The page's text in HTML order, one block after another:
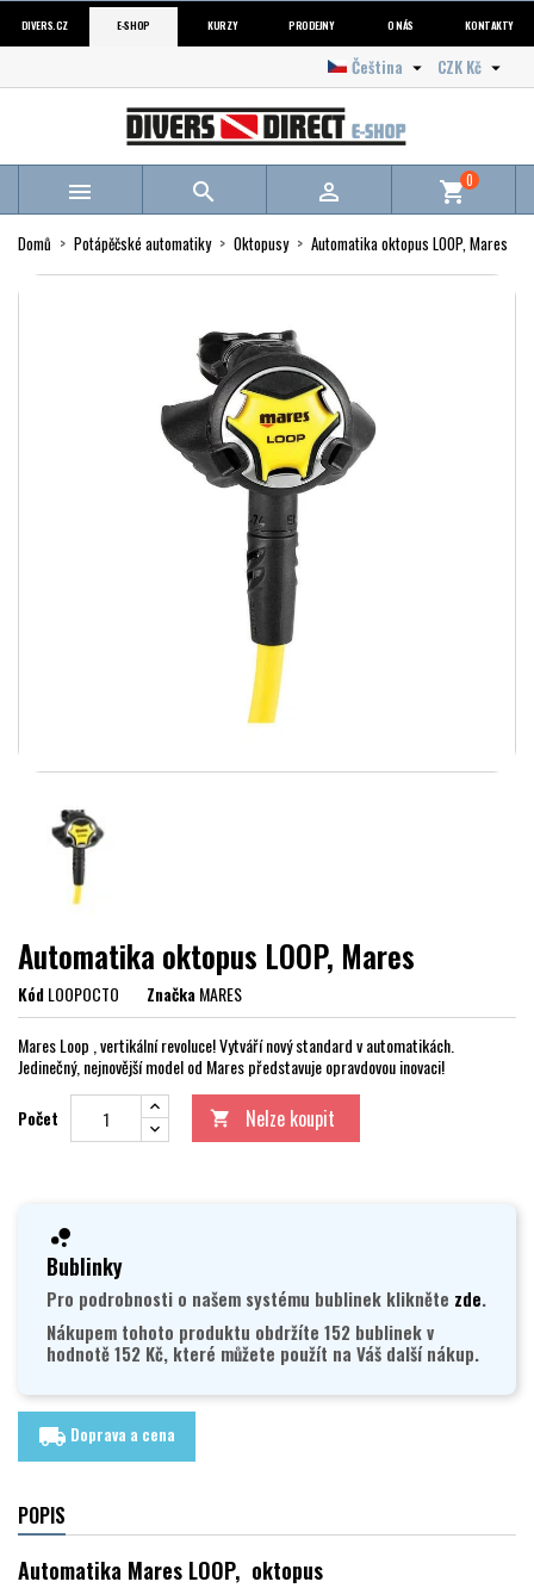
DIVERS.CZ E-SHOP KURZY PRODEJNY O NÁS KONTAKTY
CZK Kč 
Čeština 
   shopping_cart0
Domů Potápěčské automatiky Oktopusy Automatika oktopus LOOP, Mares
Automatika oktopus LOOP, Mares
KódLOOPOCTO ZnačkaMARES
Mares Loop , vertikální revoluce! Vytváří nový standard v automatikách.
Jedinečný, nejnovější model od Mares představuje opravdovou inovaci!
Počet  Nelze koupit
Bublinky
Pro podrobnosti o našem systému bublinek klikněte zde.
Nákupem tohoto produktu obdržíte 152 bublinek v
hodnotě 152 Kč, které můžete použít na Váš další nákup.
local_shipping Doprava a cena
POPIS
Automatika Mares LOOP, oktopus